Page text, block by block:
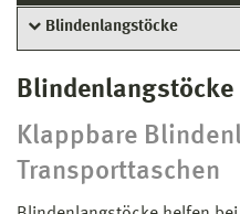
Blindenlangstöcke
Blindenlangstöcke
Klappbare
Transporttaschen